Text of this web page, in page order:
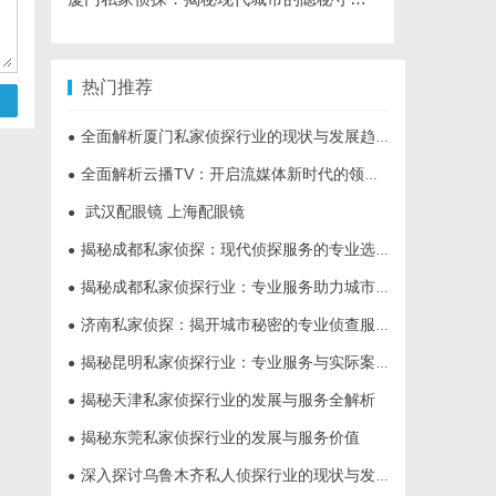
热门推荐
● 全面解析厦门私家侦探行业的现状与发展趋势
● 全面解析云播TV：开启流媒体新时代的领先平台
● 武汉配眼镜 上海配眼镜
● 揭秘成都私家侦探：现代侦探服务的专业选择与行业前景
● 揭秘成都私家侦探行业：专业服务助力城市安宁
● 济南私家侦探：揭开城市秘密的专业侦查服务
● 揭秘昆明私家侦探行业：专业服务与实际案例分析
● 揭秘天津私家侦探行业的发展与服务全解析
● 揭秘东莞私家侦探行业的发展与服务价值
● 深入探讨乌鲁木齐私人侦探行业的现状与发展趋势